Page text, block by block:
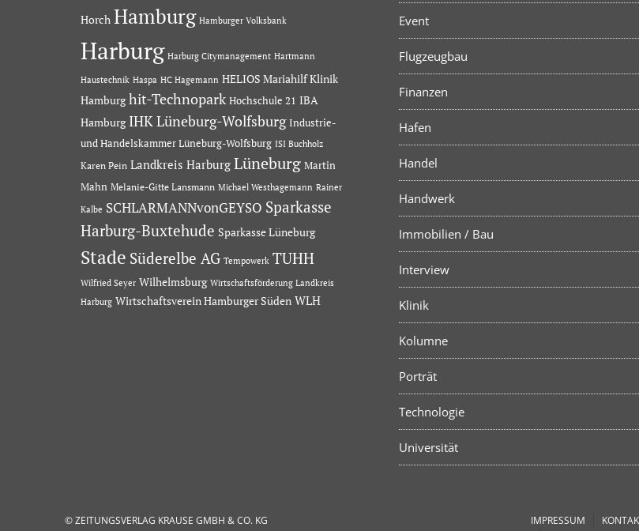
Horch Hamburg Hamburger Volksbank
Harburg Harburg Citymanagement Hartmann
Haustechnik Haspa HC Hagemann HELIOS Mariahilf Klinik
Hamburg hit-Technopark Hochschule 21 IBA
Hamburg IHK Lüneburg-Wolfsburg Industrie-
und Handelskammer Lüneburg-Wolfsburg ISI Buchholz
Karen Pein Landkreis Harburg Lüneburg Martin
Mahn Melanie-Gitte Lansmann Michael Westhagemann Rainer
Kalbe SCHLARMANNvonGEYSO Sparkasse
Harburg-Buxtehude Sparkasse Lüneburg
Stade Süderelbe AG Tempowerk TUHH
Wilfried Seyer Wilhelmsburg Wirtschaftsförderung Landkreis
Harburg Wirtschaftsverein Hamburger Süden WLH
Event
Flugzeugbau
Finanzen
Hafen
Handel
Handwerk
Immobilien / Bau
Interview
Klinik
Kolumne
Porträt
Technologie
Universität
IMPRESSUM
© ZEITUNGSVERLAG KRAUSE GMBH & CO. KG